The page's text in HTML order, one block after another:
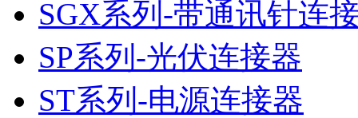
SGX系列-带通讯针连
SP系列-光伏连接器
ST系列-电源连接器